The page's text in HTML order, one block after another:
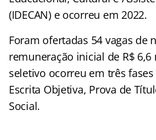
(IDECAN) e ocorreu em 2022.
Foram ofertadas 54 vagas de
remuneração inicial de R$
seletivo ocorreu em três
Escrita Objetiva, Prova de
Social.